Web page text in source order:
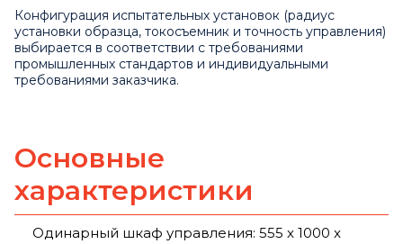
Конфигурация испытательных установок (радиус
установки образца, токосъемник и точность управления)
выбирается в соответствии с требованиями
промышленных стандартов и индивидуальными
требованиями заказчика.
Основные
характеристики
Одинарный шкаф управления: 555 x 1000 x